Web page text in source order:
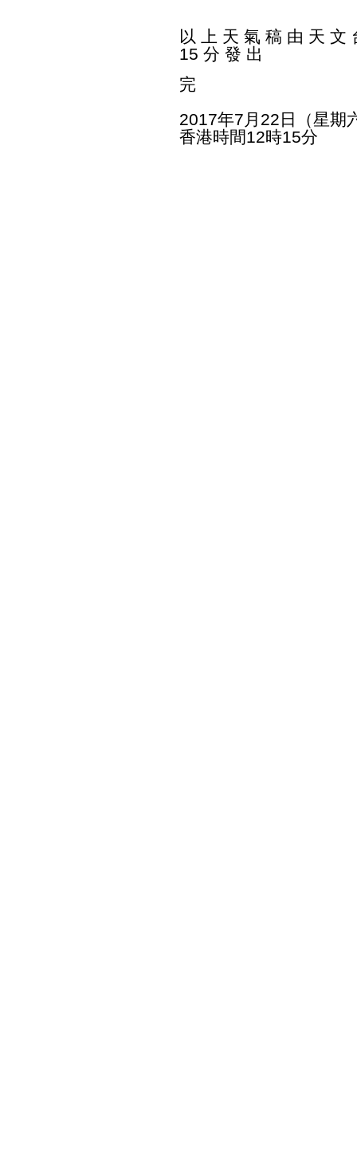
以 上 天 氣 稿 由 天 文
15 分 發 出
完
2017年7月22日（星期
香港時間12時15分